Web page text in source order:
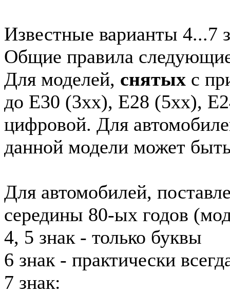
Известные варианты 4...7
Общие правила
Для моделей, снятых с
до E30 (3xx), E28 (5xx),
цифровой. Для
данной модели может
Для автомобилей,
середины 80-ых годов
4, 5 знак - только буквы
6 знак - практически
7 знак: